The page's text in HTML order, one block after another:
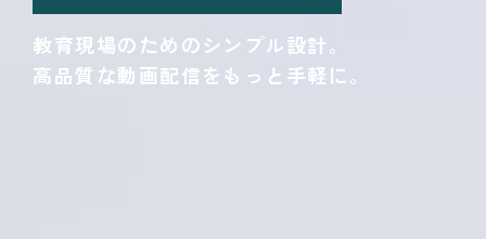
教育現場のためのシンプル設計。
高品質な動画配信をもっと手軽に。